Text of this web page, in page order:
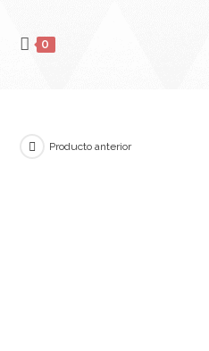
0
Producto anterior